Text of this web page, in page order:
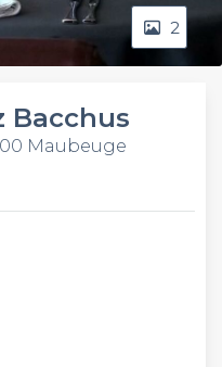
2
Bacchus
Maubeuge